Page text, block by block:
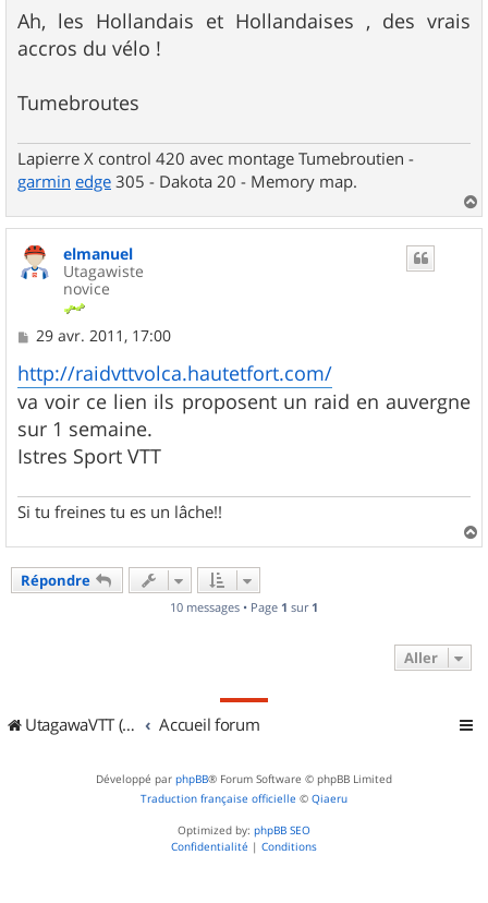
Ah, les Hollandais et Hollandaises , des vrais
accros du vélo !
Tumebroutes
Lapierre X control 420 avec montage Tumebroutien -
garmin edge 305 - Dakota 20 - Memory map.
a
elmanuel
Utagawiste
novice
M
s
s
a
g
e
29 avr. 2011, 17:00
http://raidvttvolca.hautetfort.com/
va voir ce lien ils proposent un raid en auvergne
sur 1 semaine.
Istres Sport VTT
Si tu freines tu es un lâche!!
a
Répondre
10 messages • Page 1 sur 1
Aller
UtagawaVTT (Randos VTT et VTTAE avec traces GPS) Accueil forum
Développé par phpBB® Forum Software © phpBB Limited
Traduction française officielle © Qiaeru
Optimized by: phpBB SEO
Confidentialité | Conditions